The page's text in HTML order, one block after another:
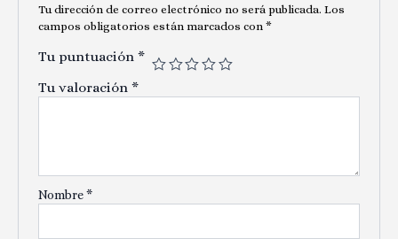
Tu dirección de correo electrónico no será publicada. Los
campos obligatorios están marcados con *
Tu puntuación *
Tu valoración *
Nombre*